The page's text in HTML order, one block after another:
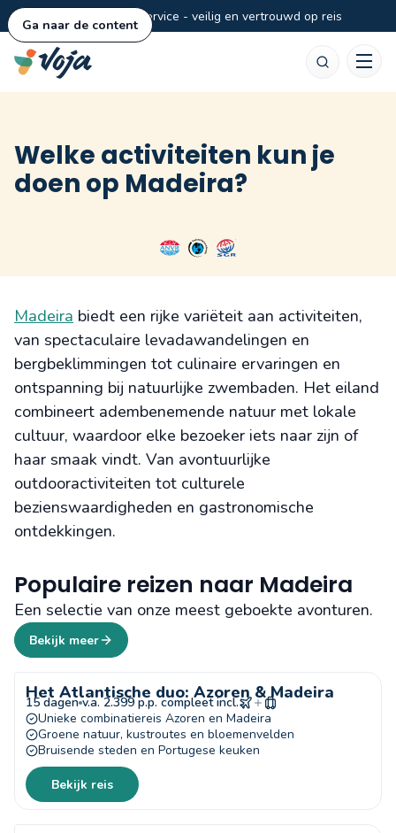
Ga naar de content
Persoonlijke service - veilig en vertrouwd op reis
Welke activiteiten kun je
doen op Madeira?
Madeira biedt een rijke variëteit aan activiteiten,
van spectaculaire levadawandelingen en
bergbeklimmingen tot culinaire ervaringen en
ontspanning bij natuurlijke zwembaden. Het eiland
combineert adembenemende natuur met lokale
cultuur, waardoor elke bezoeker iets naar zijn of
haar smaak vindt. Van avontuurlijke
outdooractiviteiten tot culturele
bezienswaardigheden en gastronomische
ontdekkingen.
Populaire reizen naar Madeira
Een selectie van onze meest geboekte avonturen.
Bekijk meer
Het Atlantische duo: Azoren & Madeira
15 dagen v.a. 2.399 p.p. compleet incl.
Unieke combinatiereis Azoren en Madeira
Groene natuur, kustroutes en bloemenvelden
Bruisende steden en Portugese keuken
Bekijk reis
Zoeken